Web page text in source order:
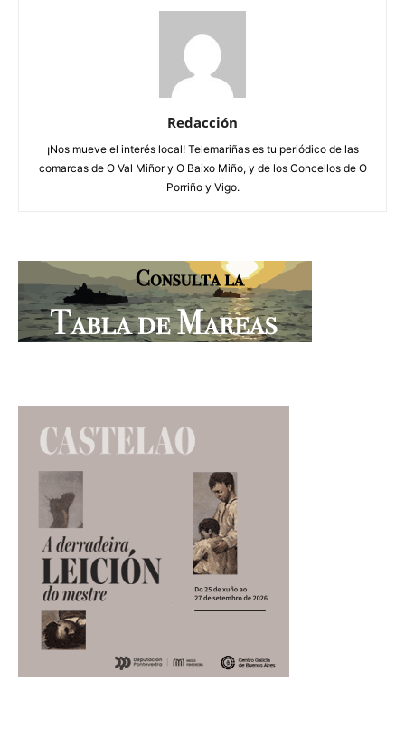
Redacción
¡Nos mueve el interés local! Telemariñas es tu periódico de las
comarcas de O Val Miñor y O Baixo Miño, y de los Concellos de O
Porriño y Vigo.